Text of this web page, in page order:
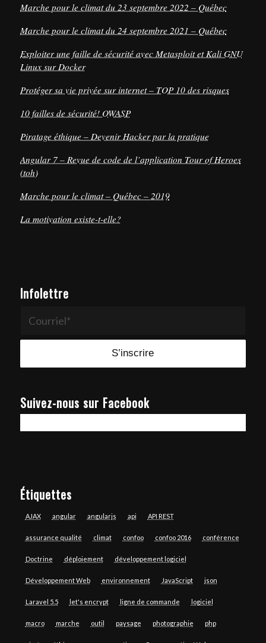
Marche pour le climat du 23 septembre 2022 – Québec
Marche pour le climat du 24 septembre 2021 – Québec
Exploiter une faille de sécurité avec Metasploit et Kali GNU
Linux sur Docker
Protéger sa vie privée sur internet – TOP 10 des risques
10 failles de sécurité! OWASP
Piratage éthique – Devenir Hacker par la pratique
Angular 7 – Revue de code de l’application Tour of Heroes
(toh)
Marche pour le climat – Québec – 2019
La motivation existe-t-elle?
Infolettre
Suivez-nous sur Facebook
Étiquettes
AJAX angular angularjs api API REST
assurance qualité climat confoo confoo 2016 conférence
Doctrine déploiement développement logiciel
Développement Web environnement JavaScript json
Laravel 5.5 let's encrypt ligne de commande logiciel
macro marche outil paysage photographie php